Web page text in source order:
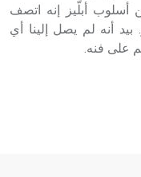
أسلوب أبلَّيز إنه اتصف
أنه لم يصل إلينا أي
على فنه.